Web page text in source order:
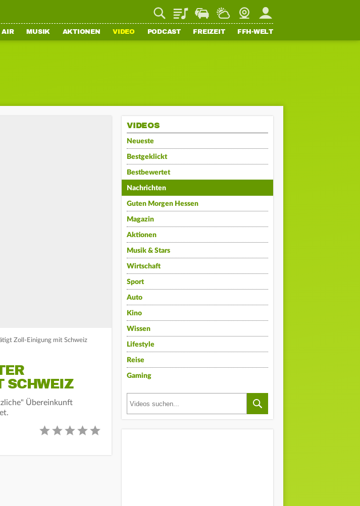
PlaylistStaupilotWetterWebcamMein FFH
AIR MUSIK AKTIONEN VIDEO PODCAST FREIZEIT FFH-WELT
Zoll-Einigung mit Schweiz
SCHWEIZ
Übereinkunft
VIDEOS
Neueste
Bestgeklickt
Bestbewertet
Nachrichten
Guten Morgen Hessen
Magazin
Aktionen
Musik & Stars
Wirtschaft
Sport
Auto
Kino
Wissen
Lifestyle
Reise
Gaming